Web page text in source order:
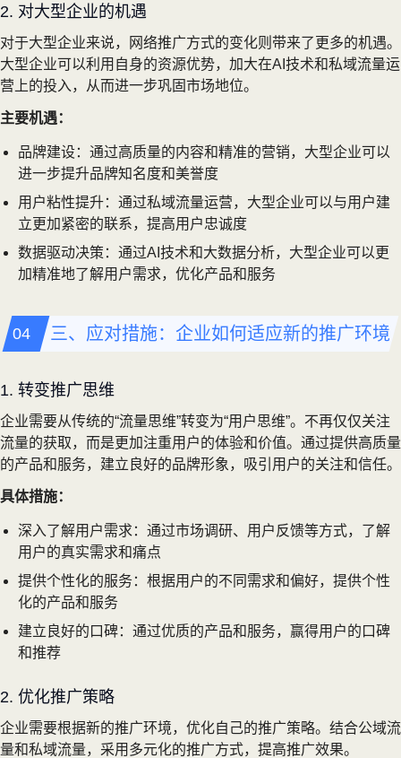
2. 对大型企业的机遇
对于大型企业来说，网络推广方式的变化则带来了更多的机遇。
大型企业可以利用自身的资源优势，加大在AI技术和私域流量运
营上的投入，从而进一步巩固市场地位。
主要机遇：
品牌建设：通过高质量的内容和精准的营销，大型企业可以
进一步提升品牌知名度和美誉度
用户粘性提升：通过私域流量运营，大型企业可以与用户建
立更加紧密的联系，提高用户忠诚度
数据驱动决策：通过AI技术和大数据分析，大型企业可以更
加精准地了解用户需求，优化产品和服务
三、应对措施：企业如何适应新的推广环境
1. 转变推广思维
企业需要从传统的“流量思维”转变为“用户思维”。不再仅仅关注
流量的获取，而是更加注重用户的体验和价值。通过提供高质量
的产品和服务，建立良好的品牌形象，吸引用户的关注和信任。
具体措施：
深入了解用户需求：通过市场调研、用户反馈等方式，了解
用户的真实需求和痛点
提供个性化的服务：根据用户的不同需求和偏好，提供个性
化的产品和服务
建立良好的口碑：通过优质的产品和服务，赢得用户的口碑
和推荐
2. 优化推广策略
企业需要根据新的推广环境，优化自己的推广策略。结合公域流
量和私域流量，采用多元化的推广方式，提高推广效果。